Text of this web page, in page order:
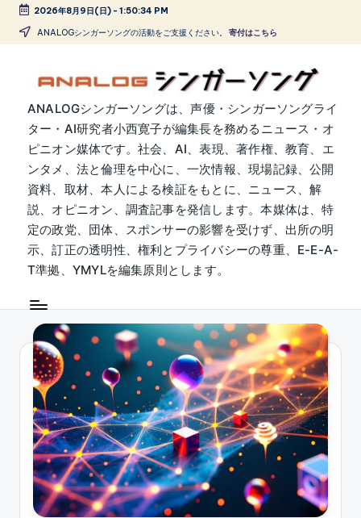
Skip
2026年8月9日(日)- 1:50:34 PM
ANALOGシンガーソングの活動をご支援ください。 寄付はこちら
A
N
A
L
O
G
シ
ン
ガ
ー
ソ
ン
グ
ANALOGシンガーソングは、声優・シンガーソングライ
ター・AI研究者小西寛子が編集長を務めるニュース・オ
ピニオン媒体です。社会、AI、表現、著作権、教育、エ
ンタメ、法と倫理を中心に、一次情報、現場記録、公開
資料、取材、本人による検証をもとに、ニュース、解
説、オピニオン、調査記事を発信します。本媒体は、特
定の政党、団体、スポンサーの影響を受けず、出所の明
示、訂正の透明性、権利とプライバシーの尊重、E-E-A-
T準拠、YMYLを編集原則とします。